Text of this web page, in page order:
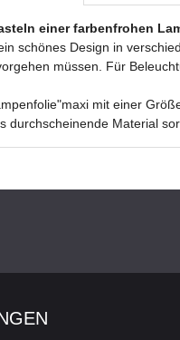
einer farbenfrohen
schönes Design in
müssen. Für
mit einer
durchscheinende Material